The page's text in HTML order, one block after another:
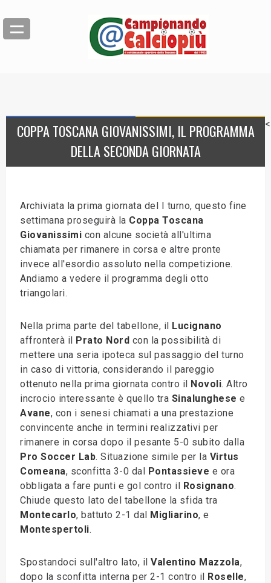
COPPA TOSCANA GIOVANISSIMI, IL PROGRAMMA
DELLA SECONDA GIORNATA
Archiviata la prima giornata del I turno, questo fine
settimana proseguirà la Coppa Toscana
Giovanissimi con alcune società all'ultima
chiamata per rimanere in corsa e altre pronte
invece all'esordio assoluto nella competizione.
Andiamo a vedere il programma degli otto
triangolari.
Nella prima parte del tabellone, il Lucignano
affronterà il Prato Nord con la possibilità di
mettere una seria ipoteca sul passaggio del turno
in caso di vittoria, considerando il pareggio
ottenuto nella prima giornata contro il Novoli. Altro
incrocio interessante è quello tra Sinalunghese e
Avane, con i senesi chiamati a una prestazione
convincente anche in termini realizzativi per
rimanere in corsa dopo il pesante 5-0 subito dalla
Pro Soccer Lab. Situazione simile per la Virtus
Comeana, sconfitta 3-0 dal Pontassieve e ora
obbligata a fare punti e gol contro il Rosignano.
Chiude questo lato del tabellone la sfida tra
Montecarlo, battuto 2-1 dal Migliarino, e
Montespertoli.
Spostandoci sull'altro lato, il Valentino Mazzola,
dopo la sconfitta interna per 2-1 contro il Roselle,
<